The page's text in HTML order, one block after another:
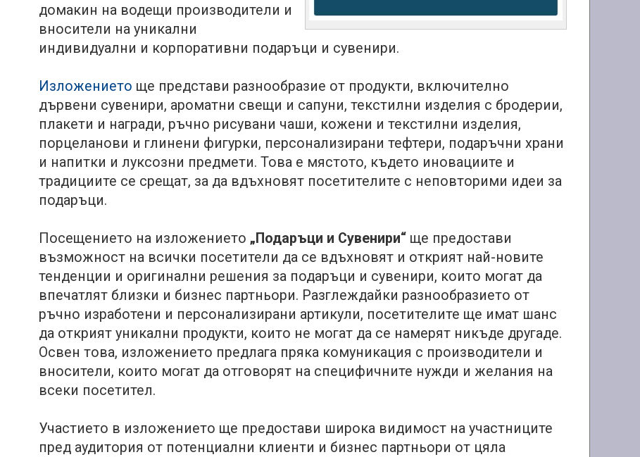
домакин на водещи производители и
вносители на уникални
индивидуални и корпоративни подаръци и сувенири.
Изложението ще представи разнообразие от продукти, включително
дървени сувенири, ароматни свещи и сапуни, текстилни изделия с бродерии,
плакети и награди, ръчно рисувани чаши, кожени и текстилни изделия,
порцеланови и глинени фигурки, персонализирани тефтери, подаръчни храни
и напитки и луксозни предмети. Това е мястото, където иновациите и
традициите се срещат, за да вдъхновят посетителите с неповторими идеи за
подаръци.
Посещението на изложението „Подаръци и Сувенири“ ще предостави
възможност на всички посетители да се вдъхновят и открият най-новите
тенденции и оригинални решения за подаръци и сувенири, които могат да
впечатлят близки и бизнес партньори. Разглеждайки разнообразието от
ръчно изработени и персонализирани артикули, посетителите ще имат шанс
да открият уникални продукти, които не могат да се намерят никъде другаде.
Освен това, изложението предлага пряка комуникация с производители и
вносители, които могат да отговорят на специфичните нужди и желания на
всеки посетител.
Участието в изложението ще предостави широка видимост на участниците
пред аудитория от потенциални клиенти и бизнес партньори от цяла